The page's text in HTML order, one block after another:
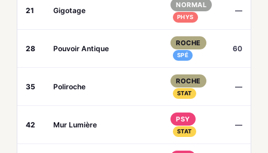
21 Gigotage
NORMAL
PHYS
—
28 Pouvoir Antique
ROCHE
SPÉ
60
35 Poliroche
ROCHE
STAT
—
42 Mur Lumière
PSY
STAT
—